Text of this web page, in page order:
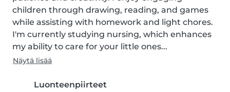
children through drawing, reading, and games
while assisting with homework and light chores.
I'm currently studying nursing, which enhances
my ability to care for your little ones...
Näytä lisää
Luonteenpiirteet